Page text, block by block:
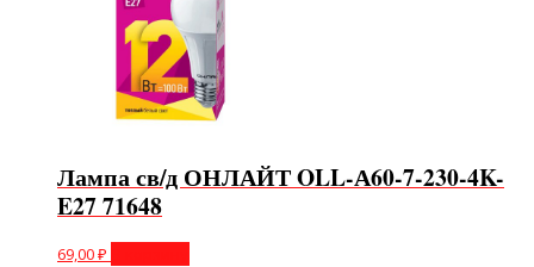
Лампа св/д ОНЛАЙТ OLL-А60-7-230-4K-
E27 71648
69,00₽